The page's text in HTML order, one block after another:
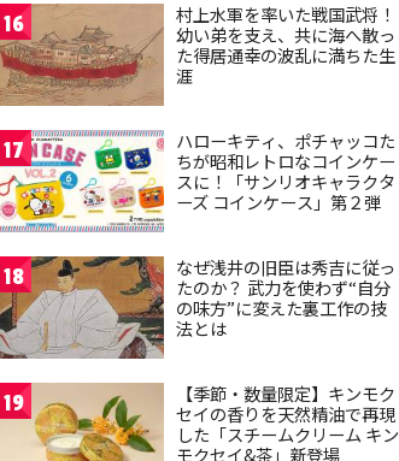
16
村上水軍を率いた戦国武将！
幼い弟を支え、共に海へ散っ
た得居通幸の波乱に満ちた生
涯
17
ハローキティ、ポチャッコた
ちが昭和レトロなコインケー
スに！「サンリオキャラクタ
ーズ コインケース」第２弾
18
なぜ浅井の旧臣は秀吉に従っ
たのか？ 武力を使わず“自分
の味方”に変えた裏工作の技
法とは
19
【季節・数量限定】キンモク
セイの香りを天然精油で再現
した「スチームクリーム キン
モクセイ&茶」新登場